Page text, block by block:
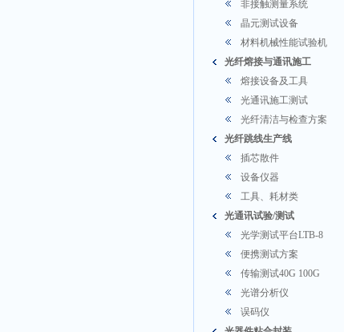
非接触测量系统
晶元测试设备
材料机械性能试验机
光纤熔接与通讯施工
熔接设备及工具
光通讯施工测试
光纤清洁与检查方案
光纤跳线生产线
插芯散件
设备仪器
工具、耗材类
光通讯试验/测试
光学测试平台LTB-8
便携测试方案
传输测试40G 100G
光谱分析仪
误码仪